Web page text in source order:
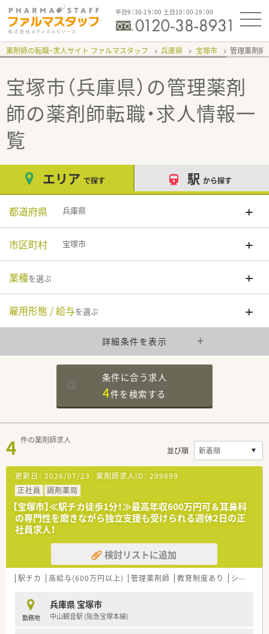
平日9：30-19：00 土日10：00-19：00
薬剤師の転職・求人サイト ファルマスタッフ 兵庫県 宝塚市 管理薬剤師
宝塚市（兵庫県）の管理薬剤
師の薬剤師転職・求人情報一
覧
エリア で探す 駅 から探す
都道府県 兵庫県
市区町村 宝塚市
業種を選ぶ
雇用形態 / 給与を選ぶ
詳細条件を表示
条件に合う求人
4件を検索する
4 件の薬剤師求人
並び順
更新日： 2026/07/23 薬剤師求人ID： 299899
正社員
調剤薬局
【宝塚市】≪駅チカ徒歩1分！≫最高年収600万円可＆耳鼻科
の専門性を磨きながら独立支援も受けられる週休2日の正
社員求人！
検討リストに追加
駅チカ 高給与(600万円以上) 管理薬剤師 教育制度あり シフト制
勤務地
兵庫県 宝塚市
中山観音駅 (阪急宝塚本線)